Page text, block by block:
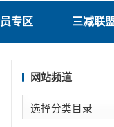
专区 三减联
网站频道
网
站